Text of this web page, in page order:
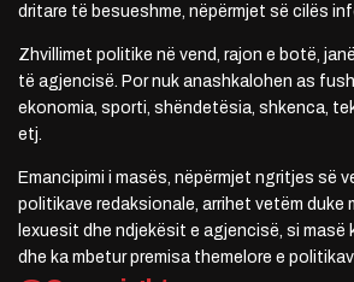
dritare të besueshme, nëpërmjet së cilës
Zhvillimet politike në vend, rajon e botë,
të agjencisë. Por nuk anashkalohen as
ekonomia, sporti, shëndetësia, shkenca,
etj.
Emancipimi i masës, nëpërmjet ngritjes së
politikave redaksionale, arrihet vetëm duke
lexuesit dhe ndjekësit e agjencisë, si masë
dhe ka mbetur premisa themelore e